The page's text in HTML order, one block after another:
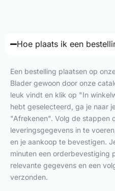
Hoe plaats ik een
Een bestelling plaatsen op
Blader gewoon door onze
leuk vindt en klik op "In
hebt geselecteerd, ga je naar
"Afrekenen". Volg de stappen
leveringsgegevens in te
en je aankoop te bevestigen.
minuten een orderbevestiging
relevante gegevens en een
verzonden.